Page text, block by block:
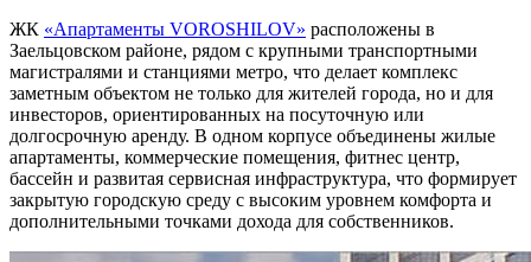
ЖК «Апартаменты VOROSHILOV» расположены в
Заельцовском районе, рядом с крупными транспортными
магистралями и станциями метро, что делает комплекс
заметным объектом не только для жителей города, но и для
инвесторов, ориентированных на посуточную или
долгосрочную аренду. В одном корпусе объединены жилые
апартаменты, коммерческие помещения, фитнес центр,
бассейн и развитая сервисная инфраструктура, что формирует
закрытую городскую среду с высоким уровнем комфорта и
дополнительными точками дохода для собственников.